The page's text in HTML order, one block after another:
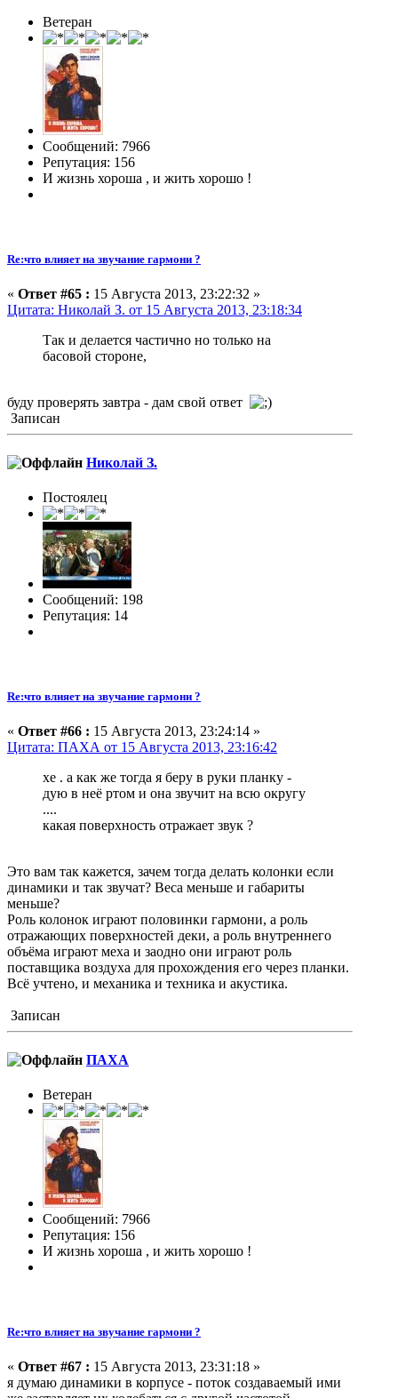
Ветеран
Сообщений: 7966
Репутация: 156
И жизнь хороша , и жить хорошо !
Re:что влияет на звучание гармони ?
« Ответ #65 : 15 Августа 2013, 23:22:32 »
Цитата: Николай З. от 15 Августа 2013, 23:18:34
Так и делается частично но только на
басовой стороне,
буду проверять завтра - дам свой ответ
Записан
Николай З.
Постоялец
Сообщений: 198
Репутация: 14
Re:что влияет на звучание гармони ?
« Ответ #66 : 15 Августа 2013, 23:24:14 »
Цитата: ПАХА от 15 Августа 2013, 23:16:42
хе . а как же тогда я беру в руки планку -
дую в неё ртом и она звучит на всю округу
....
какая поверхность отражает звук ?
Это вам так кажется, зачем тогда делать колонки если
динамики и так звучат? Веса меньше и габариты
меньше?
Роль колонок играют половинки гармони, а роль
отражающих поверхностей деки, а роль внутреннего
объёма играют меха и заодно они играют роль
поставщика воздуха для прохождения его через планки.
Всё учтено, и механика и техника и акустика.
Записан
ПАХА
Ветеран
Сообщений: 7966
Репутация: 156
И жизнь хороша , и жить хорошо !
Re:что влияет на звучание гармони ?
« Ответ #67 : 15 Августа 2013, 23:31:18 »
я думаю динамики в корпусе - поток создаваемый ими